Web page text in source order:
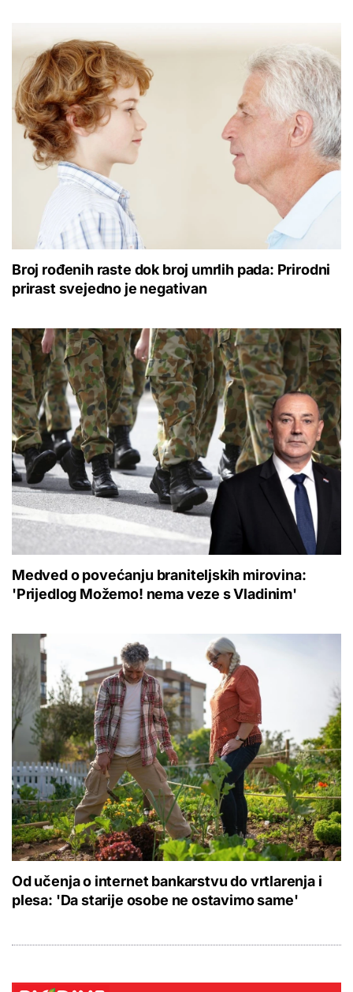
Broj rođenih raste dok broj umrlih pada: Prirodni
prirast svejedno je negativan
Medved o povećanju braniteljskih mirovina:
'Prijedlog Možemo! nema veze s Vladinim'
Od učenja o internet bankarstvu do vrtlarenja i
plesa: 'Da starije osobe ne ostavimo same'